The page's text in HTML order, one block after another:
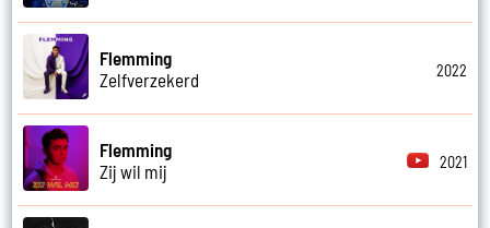
Flemming
Zelfverzekerd
2022
Flemming
Zij wil mij
2021